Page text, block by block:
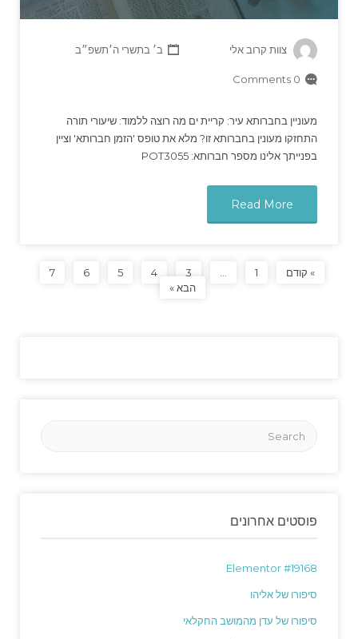
צוות קרוב אלי ב׳ בתשרי ה׳תשפ״ב
0 Comments
מעוניין בחברותא עיר: קריית ים מה רוצה ללמוד: שיעורי תורה
התחזקו מעונין בחברותא זו? מלא את טופס 'הזמן חברותא' וציין
בפנייתך אלינו מספר חברותא: POT3055
Read More
» קודם 1
3
4
5
6
7
הבא »
פוסטים אחרונים
Elementor #19168
סיפורו של אליהו
סיפורו של עדן מהמושב החקלאי